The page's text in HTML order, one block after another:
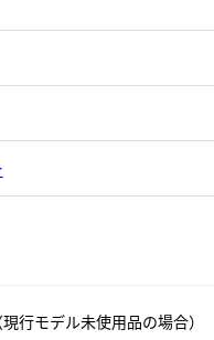
行モデル未使用品の場合）